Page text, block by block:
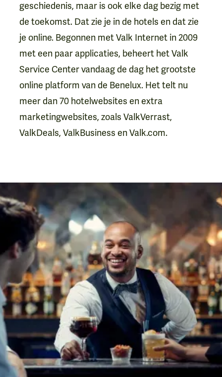
geschiedenis, maar is ook elke dag bezig met
de toekomst. Dat zie je in de hotels en dat zie
je online. Begonnen met Valk Internet in 2009
met een paar applicaties, beheert het Valk
Service Center vandaag de dag het grootste
online platform van de Benelux. Het telt nu
meer dan 70 hotelwebsites en extra
marketingwebsites, zoals ValkVerrast,
ValkDeals, ValkBusiness en Valk.com.